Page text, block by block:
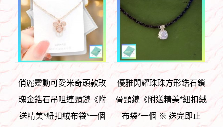
俏麗靈動可愛米奇頭款玫
瑰金鋯石吊咀連頸鏈《附
送精美*紐扣絨布袋*一個
優雅閃耀珠珠方形鋯石鎖
骨頸鏈《附送精美*紐扣絨
布袋*一個 ※ 送完即止